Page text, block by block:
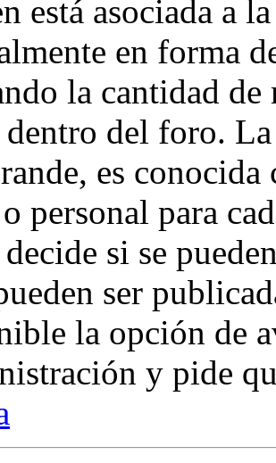
está asociada a
en forma
la cantidad de
dentro del foro.
es
personal para
si se
ser
la opción de
y pide